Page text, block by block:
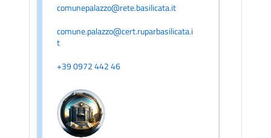
comunepalazzo@rete.basilicata.it
comune.palazzo@cert.ruparbasilicata.i
t
+39 0972 442 46